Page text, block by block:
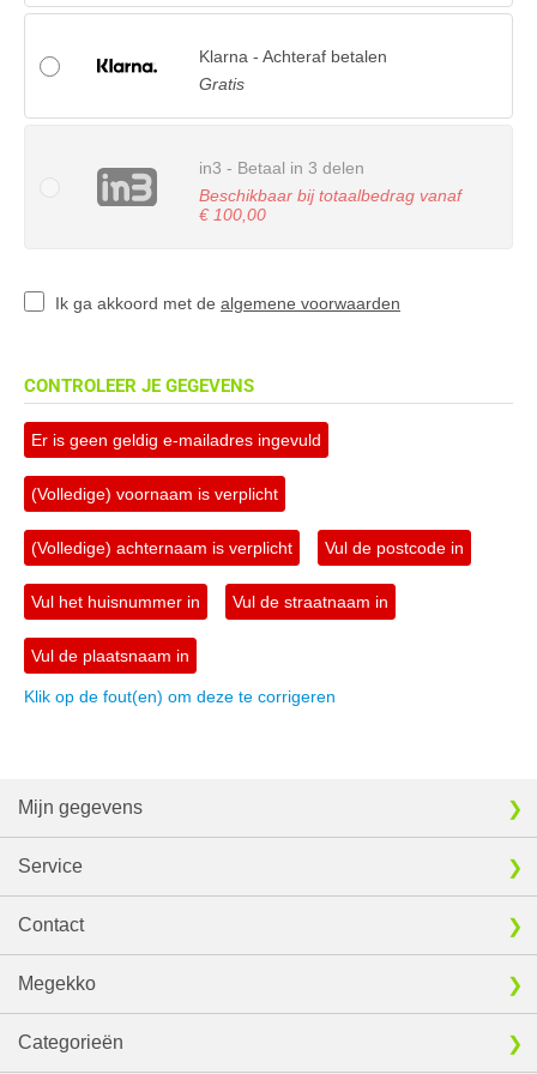
Klarna - Achteraf betalen
Gratis
in3 - Betaal in 3 delen
Beschikbaar bij totaalbedrag vanaf
€ 100,00
Ik ga akkoord met de algemene voorwaarden
CONTROLEER JE GEGEVENS
Er is geen geldig e-mailadres ingevuld
(Volledige) voornaam is verplicht
(Volledige) achternaam is verplicht Vul de postcode in
Vul het huisnummer in Vul de straatnaam in
Vul de plaatsnaam in
Klik op de fout(en) om deze te corrigeren
Mijn gegevens
Service
Contact
Megekko
Categorieën